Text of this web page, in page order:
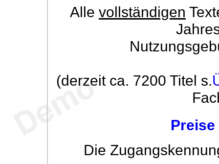
Alle vollständigen
(derzeit ca. 7200 Titel s.
Die